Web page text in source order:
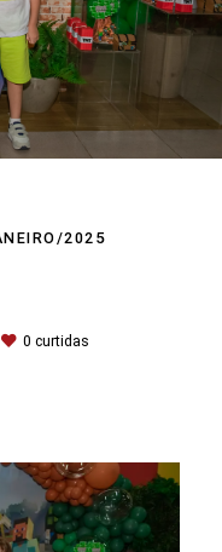
2025
0 curtidas